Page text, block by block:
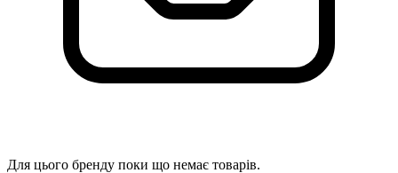
Для цього бренду поки що немає товарів.